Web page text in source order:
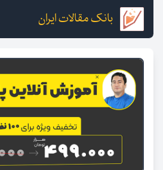
بانک مقالات ایران